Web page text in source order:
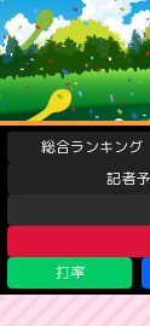
総合ランキング
記者
打率